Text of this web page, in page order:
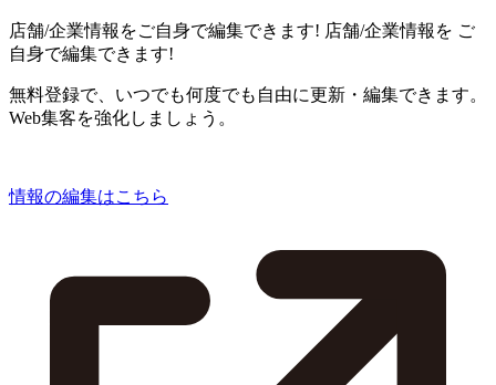
店舗/企業情報をご自身で編集できます! 店舗/企業情報を ご
自身で編集できます!
無料登録で、いつでも何度でも自由に更新・編集できます。
Web集客を強化しましょう。
情報の編集はこちら